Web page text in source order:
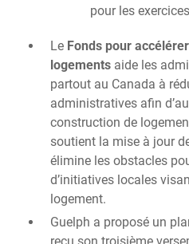
pour les
Le Fonds pour
logementsaide les
partout au Canada à
administratives afin
construction de
soutient la mise à jour
élimine les obstacles
d’initiatives locales
logement.
Guelph a proposé un